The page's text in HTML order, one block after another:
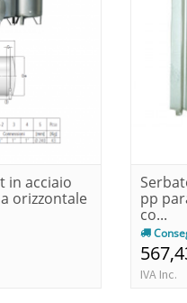
in acciaio
orizzontale
pp
co...
IVA Inc.